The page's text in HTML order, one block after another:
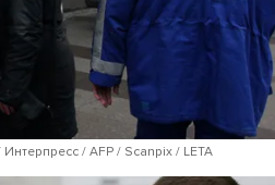
/ AFP / Scanpix / LETA